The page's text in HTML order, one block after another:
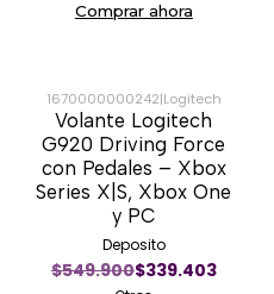
Comprar ahora
-36%
1670000000242|Logitech
Volante Logitech
G920 Driving Force
con Pedales – Xbox
Series X|S, Xbox One
y PC
Deposito
$549.900$339.403